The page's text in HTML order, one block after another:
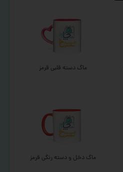
ماگ دسته قلبی قرمز
ماگ دخل و دسته رنگی قرمز